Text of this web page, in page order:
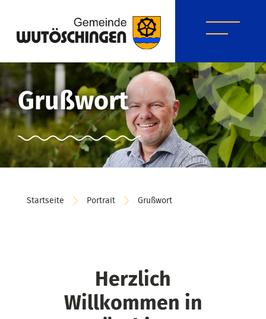
Grußwort
Startseite Portrait Grußwort
Herzlich
Willkommen in